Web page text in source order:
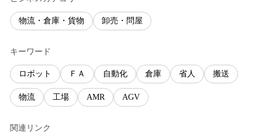
物流・倉庫・貨物 卸売・問屋
キーワード
ロボット ＦＡ 自動化 倉庫 省人 搬送
物流 工場 AMR AGV
関連リンク